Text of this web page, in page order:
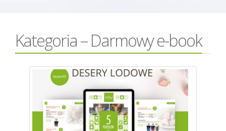
Kategoria – Darmowy e-book